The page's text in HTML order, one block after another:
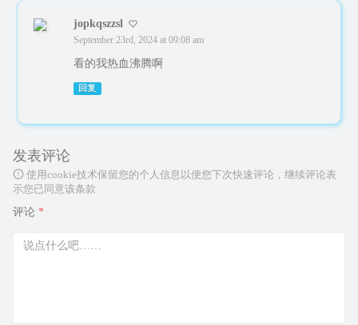
jopkqszzsl
September 23rd, 2024 at 09:08 am
看的我热血沸腾啊
回复
发表评论
使用cookie技术保留您的个人信息以便您下次快速评论，继续评论表
示您已同意该条款
评论 *